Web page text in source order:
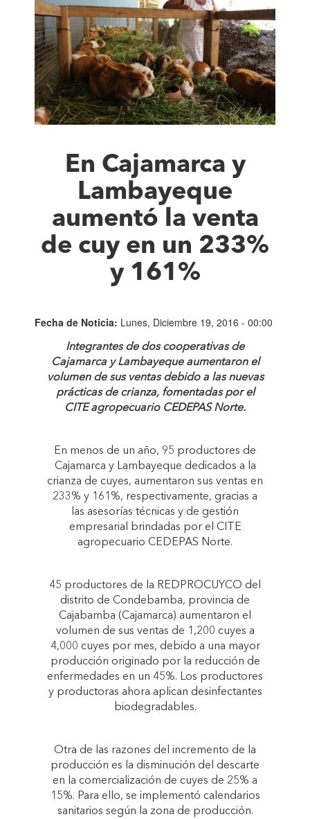
En Cajamarca y
Lambayeque
aumentó la venta
de cuy en un 233%
y 161%
Fecha de Noticia: Lunes, Diciembre 19, 2016 - 00:00
Integrantes de dos cooperativas de
Cajamarca y Lambayeque aumentaron el
volumen de sus ventas debido a las nuevas
prácticas de crianza, fomentadas por el
CITE agropecuario CEDEPAS Norte.
En menos de un año, 95 productores de
Cajamarca y Lambayeque dedicados a la
crianza de cuyes, aumentaron sus ventas en
233% y 161%, respectivamente, gracias a
las asesorías técnicas y de gestión
empresarial brindadas por el CITE
agropecuario CEDEPAS Norte.
45 productores de la REDPROCUYCO del
distrito de Condebamba, provincia de
Cajabamba (Cajamarca) aumentaron el
volumen de sus ventas de 1,200 cuyes a
4,000 cuyes por mes, debido a una mayor
producción originado por la reducción de
enfermedades en un 45%. Los productores
y productoras ahora aplican desinfectantes
biodegradables.
Otra de las razones del incremento de la
producción es la disminución del descarte
en la comercialización de cuyes de 25% a
15%. Para ello, se implementó calendarios
sanitarios según la zona de producción.